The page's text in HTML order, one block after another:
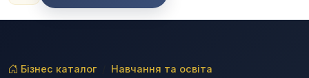
Бізнес каталог
Навчання та освіта